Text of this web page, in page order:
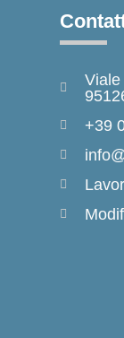
Viale
+39